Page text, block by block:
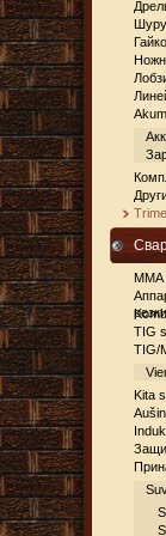
резки
TIG
TIG/
Kita